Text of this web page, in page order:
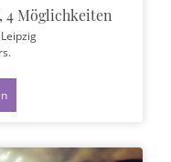
4 Möglichkeiten